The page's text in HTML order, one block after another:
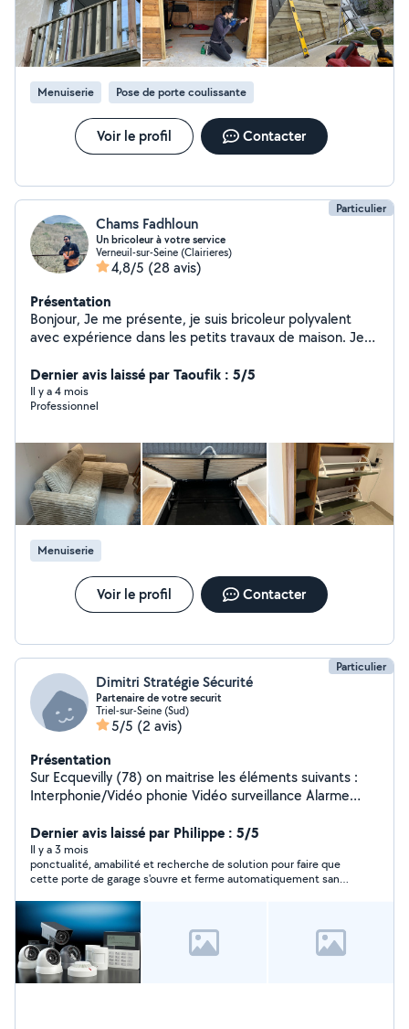
Menuiserie Pose de porte coulissante
Voir le profil Contacter
Particulier
Chams Fadhloun
Un bricoleur à votre service
Verneuil-sur-Seine (Clairieres)
4,8/5 (28 avis)
Présentation
Bonjour, Je me présente, je suis bricoleur polyvalent
avec expérience dans les petits travaux de maison. Je
Petits travaux de plomberie Peinture Réparations
diverses Installation de luminaires et étagères Je suis
sérieux, ponctuel et soigneux dans mon travail.
Cordialeme
Dernier avis laissé par Taoufik : 5/5
Il y a 4 mois
Professionnel
Menuiserie
Voir le profil Contacter
Particulier
Dimitri Stratégie Sécurité
Partenaire de votre securit
Triel-sur-Seine (Sud)
5/5 (2 avis)
Présentation
Sur Ecquevilly (78) on maitrise les éléments suivants :
Interphonie/Vidéo phonie Vidéo surveillance Alarme
branchement et/ou maintenance Et autres bricolages
Dernier avis laissé par Philippe : 5/5
Il y a 3 mois
ponctualité, amabilité et recherche de solution pour faire que
cette porte de garage s'ouvre et ferme automatiquement sans